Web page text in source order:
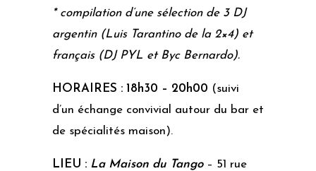
* compilation d’une sélection de 3 DJ
argentin (Luis Tarantino de la 2×4) et
français (DJ PYL et Byc Bernardo).
HORAIRES : 18h30 – 20h00 (suivi
d’un échange convivial autour du bar et
de spécialités maison).
LIEU : La Maison du Tango– 51 rue